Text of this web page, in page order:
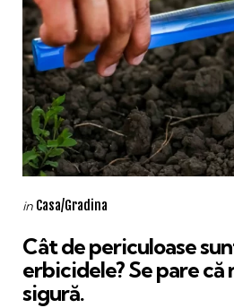
Categories
Posted
in Casa/Gradina
Cât de periculoase
erbicidele? Se pare că
sigură.